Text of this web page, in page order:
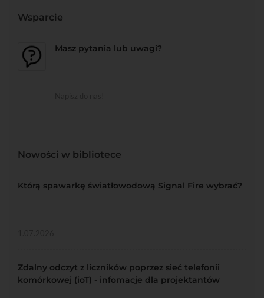
Wsparcie
Masz pytania lub uwagi?
Nowości w bibliotece
Którą spawarkę światłowodową Signal Fire wybrać?
Zdalny odczyt z liczników poprzez sieć telefonii
komórkowej (ioT) - infomacje dla projektantów